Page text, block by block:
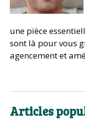
une pièce
sont là pour vous
agencement et
Articles